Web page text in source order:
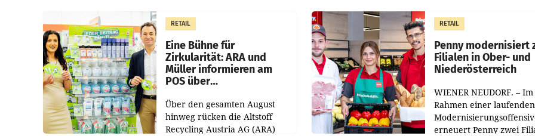
RETAIL
Eine Bühne für
Zirkularität: ARA und
Müller informieren am
POS über
Über den gesamten August
hinweg rücken die Altstoff
Recycling Austria AG (ARA)
RETAIL
Penny modernisiert
Filialen in Ober- und
Niederösterreich
WIENER NEUDORF. – Im
Rahmen einer laufenden
erneuert Penny zwei